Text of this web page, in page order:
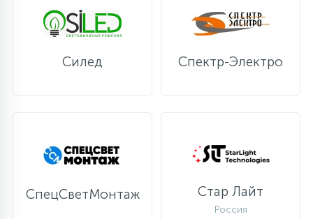
Силед Спектр-Электро
СпецСветМонтаж Стар Лайт
Россия